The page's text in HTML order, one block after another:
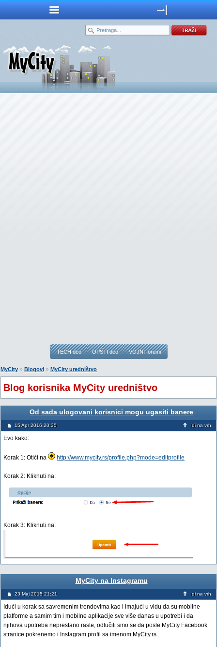
TECH deo OPŠTI deo VOJNI forumi
MyCity » Blogovi » MyCity uredništvo
Blog korisnika MyCity uredništvo
Od sada ulogovani korisnici mogu ugasiti banere
15 Apr 2016 20:35 Idi na vrh
Evo kako:
Korak 1: Otići na http://www.mycity.rs/profile.php?mode=editprofile
Korak 2: Kliknuti na:
Korak 3: Kliknuti na:
MyCity na Instagramu
23 Maj 2015 21:21 Idi na vrh
Idući u korak sa savremenim trendovima kao i imajući u vidu da su mobilne
platforme a samim tim i mobilne aplikacije sve više danas u upotrebi i da
njihova upotreba neprestano raste, odlučili smo se da posle MyCity Facebook
stranice pokrenemo i Instagram profil sa imenom MyCity.rs .